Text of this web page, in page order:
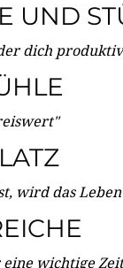
UND
dich
wird das
eine wichtige